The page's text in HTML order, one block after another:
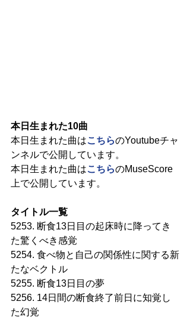
本日生まれた10曲
本日生まれた曲はこちらのYoutubeチャ
ンネルで公開しています。
本日生まれた曲はこちらのMuseScore
上で公開しています。
タイトル一覧
5253. 断食13日目の起床時に降ってき
た驚くべき感覚
5254. 食べ物と自己の関係性に関する新
たなベクトル
5255. 断食13日目の夢
5256. 14日間の断食終了前日に知覚し
た幻覚